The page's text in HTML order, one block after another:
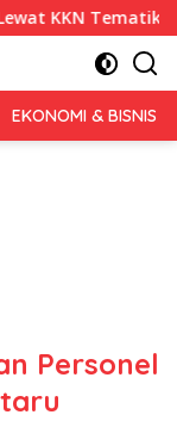
di Desa Alebo
EKONOMI & BISNIS
Personel